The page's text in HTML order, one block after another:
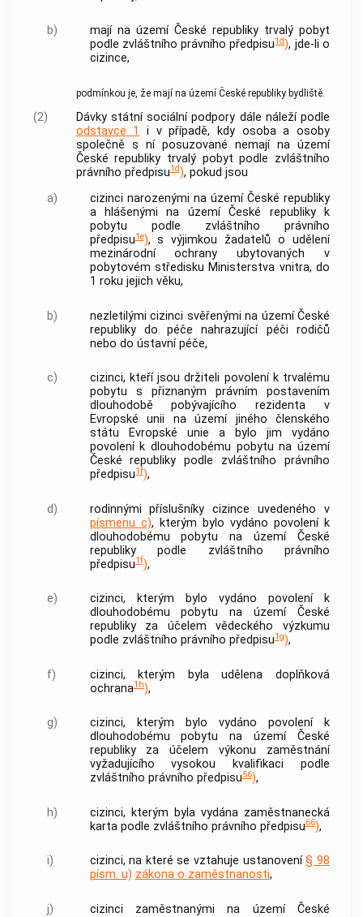
b)
mají na území České republiky trvalý pobyt
podle zvláštního právního předpisu1d), jde-li o
cizince,
podmínkou je, že mají na území České republiky bydliště.
(2)
Dávky státní sociální podpory dále náleží podle
odstavce 1
i v případě, kdy osoba a osoby
společně s ní posuzované nemají na území
České republiky trvalý pobyt podle zvláštního
právního předpisu1d), pokud jsou
a)
cizinci narozenými na území České republiky
a hlášenými na území České republiky k
pobytu podle zvláštního právního
předpisu1e), s výjimkou žadatelů o udělení
mezinárodní ochrany ubytovaných v
pobytovém středisku Ministerstva vnitra, do
1 roku jejich věku,
b)
nezletilými cizinci svěřenými na území České
republiky do péče nahrazující péči rodičů
nebo do ústavní péče,
c)
cizinci, kteří jsou držiteli povolení k trvalému
pobytu s přiznaným právním postavením
dlouhodobě pobývajícího rezidenta v
Evropské unii na území jiného členského
státu Evropské unie a bylo jim vydáno
povolení k dlouhodobému pobytu na území
České republiky podle zvláštního právního
předpisu1f),
d)
rodinnými příslušníky cizince uvedeného v
písmenu c), kterým bylo vydáno povolení k
dlouhodobému pobytu na území České
republiky podle zvláštního právního
předpisu1f),
e)
cizinci, kterým bylo vydáno povolení k
dlouhodobému pobytu na území České
republiky za účelem vědeckého výzkumu
podle zvláštního právního předpisu1g),
f)
cizinci, kterým byla udělena doplňková
ochrana1h),
g)
cizinci, kterým bylo vydáno povolení k
dlouhodobému pobytu na území České
republiky za účelem výkonu zaměstnání
vyžadujícího vysokou kvalifikaci podle
zvláštního právního předpisu56),
h)
cizinci, kterým byla vydána zaměstnanecká
karta podle zvláštního právního předpisu66),
i) cizinci, na které se vztahuje ustanovení§ 98
písm. u) zákona o zaměstnanosti,
j)
cizinci zaměstnanými na území České